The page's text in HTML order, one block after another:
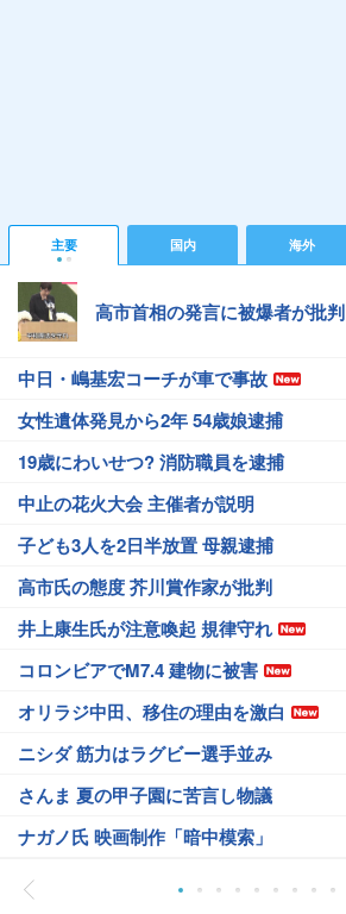
主要 国内 海外
高市首相の発言に被爆者が批判
中日・嶋基宏コーチが車で事故
女性遺体発見から2年 54歳娘逮捕
19歳にわいせつ? 消防職員を逮捕
中止の花火大会 主催者が説明
子ども3人を2日半放置 母親逮捕
高市氏の態度 芥川賞作家が批判
井上康生氏が注意喚起 規律守れ
コロンビアでM7.4 建物に被害
オリラジ中田、移住の理由を激白
ニシダ 筋力はラグビー選手並み
さんま 夏の甲子園に苦言し物議
ナガノ氏 映画制作「暗中模索」